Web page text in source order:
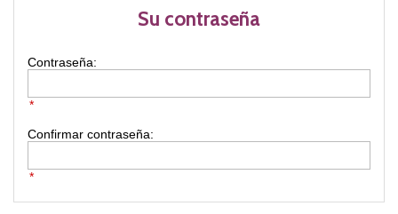
Su contraseña
Contraseña:
*
Confirmar contraseña:
*